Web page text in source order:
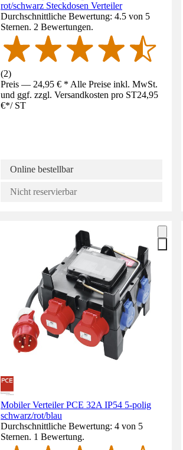
rot/schwarz Steckdosen Verteiler
Durchschnittliche Bewertung: 4.5 von 5
Sternen. 2 Bewertungen.
(2)
Preis — 24,95 € * Alle Preise inkl. MwSt.
und ggf. zzgl. Versandkosten pro ST24,95
€*/ ST
Online bestellbar
Nicht reservierbar
Mobiler Verteiler PCE 32A IP54 5-polig
schwarz/rot/blau
Durchschnittliche Bewertung: 4 von 5
Sternen. 1 Bewertung.